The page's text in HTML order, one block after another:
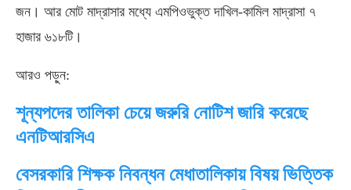
জন। আর মোট মাদ্রাসার মধ্যে এমপিওভুক্ত দাখিল-কামিল মাদ্রাসা ৭
হাজার ৬১৮টি।
আরও পড়ুন:
শূন্যপদের তালিকা চেয়ে জরুরি নোটিশ জারি করেছে
এনটিআরসিএ
বেসরকারি শিক্ষক নিবন্ধন মেধাতালিকায় বিষয় ভিত্তিক